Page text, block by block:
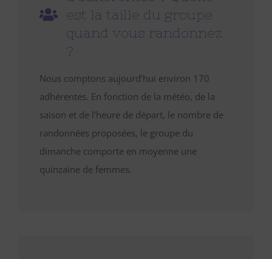
est la taille du groupe
quand vous randonnez
?
Nous comptons aujourd’hui environ 170
adhérentes. En fonction de la météo, de la
saison et de l’heure de départ, le nombre de
randonnées proposées, le groupe du
dimanche comporte en moyenne une
quinzaine de femmes.